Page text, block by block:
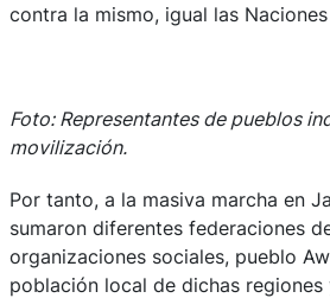
contra la mismo, igual las
Foto: Representantes de pueblos
movilización.
Por tanto, a la masiva marcha en
sumaron diferentes federaciones
organizaciones sociales, pueblo
población local de dichas